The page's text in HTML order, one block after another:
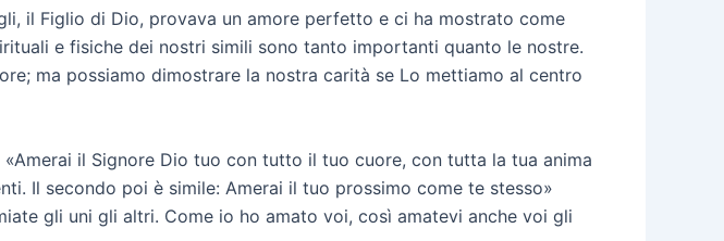
il Figlio di Dio, provava un amore perfetto e ci ha mostrato come
e fisiche dei nostri simili sono tanto importanti quanto le nostre.
ma possiamo dimostrare la nostra carità se Lo mettiamo al centro
il Signore Dio tuo con tutto il tuo cuore, con tutta la tua anima
Il secondo poi è simile: Amerai il tuo prossimo come te stesso»
gli uni gli altri. Come io ho amato voi, così amatevi anche voi gli